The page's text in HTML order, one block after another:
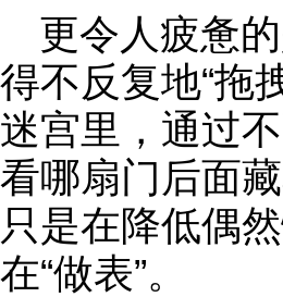
更令人疲惫
得不反复地“拖
迷宫里，通过
看哪扇门后面
只是在降低偶
在“做表”。